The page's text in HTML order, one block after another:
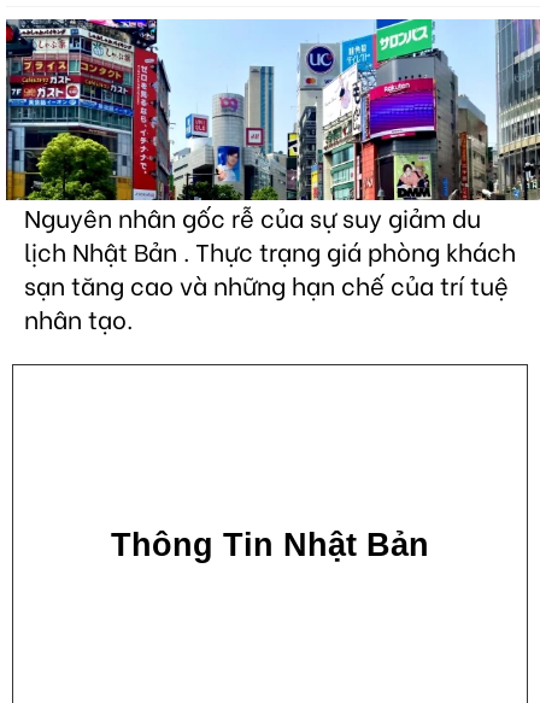
Nguyên nhân gốc rễ của sự suy giảm du
lịch Nhật Bản . Thực trạng giá phòng khách
sạn tăng cao và những hạn chế của trí tuệ
nhân tạo.
Thông Tin Nhật Bản